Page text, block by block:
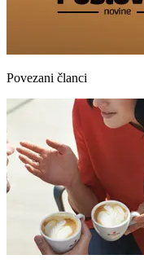
Povezani članci